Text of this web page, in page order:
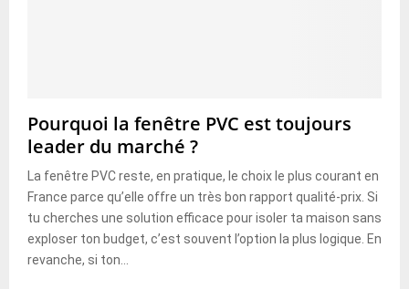
Pourquoi la fenêtre PVC est toujours
leader du marché ?
La fenêtre PVC reste, en pratique, le choix le plus courant en
France parce qu’elle offre un très bon rapport qualité-prix. Si
tu cherches une solution efficace pour isoler ta maison sans
exploser ton budget, c’est souvent l’option la plus logique. En
revanche, si ton...